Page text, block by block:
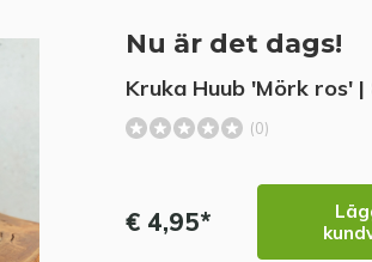
Nu är det dags!
Kruka Huub 'Mörk ros' |
(0)
€ 4,95*